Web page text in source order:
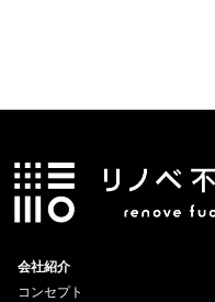
会社紹介
コンセプト